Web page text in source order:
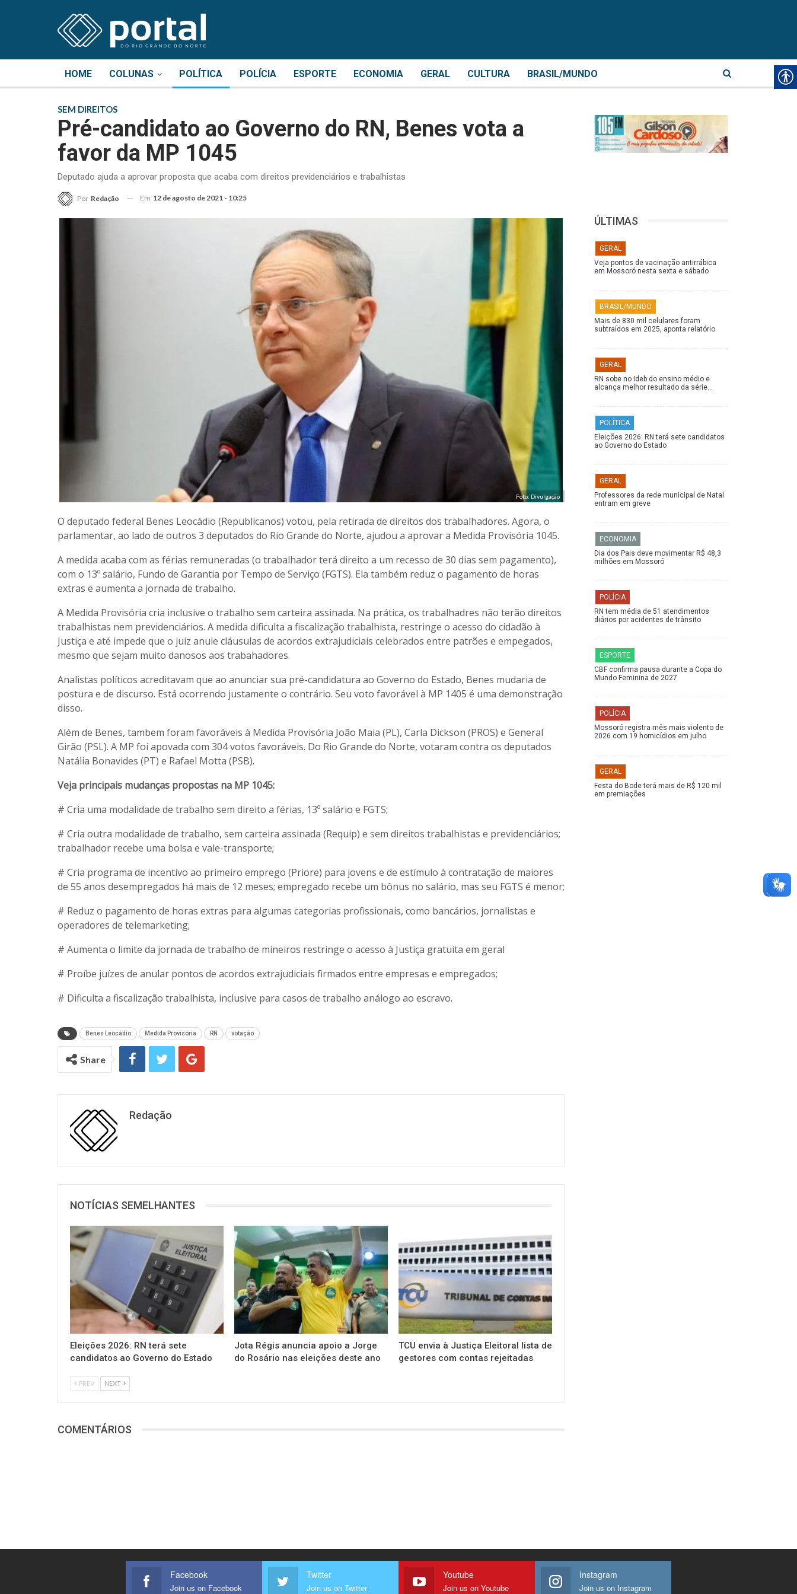
HOME COLUNAS POLÍTICA POLÍCIA ESPORTE ECONOMIA GERAL CULTURA BRASIL/MUNDO
SEM DIREITOS
Pré-candidato ao Governo do RN, Benes vota a
favor da MP 1045
Deputado ajuda a aprovar proposta que acaba com direitos previdenciários e trabalhistas
Por Redação Em 12 de agosto de 2021 - 10:25
Foto: Divulgação
O deputado federal Benes Leocádio (Republicanos) votou, pela retirada de direitos dos trabalhadores. Agora, o
parlamentar, ao lado de outros 3 deputados do Rio Grande do Norte, ajudou a aprovar a Medida Provisória 1045.
A medida acaba com as férias remuneradas (o trabalhador terá direito a um recesso de 30 dias sem pagamento),
com o 13º salário, Fundo de Garantia por Tempo de Serviço (FGTS). Ela também reduz o pagamento de horas
extras e aumenta a jornada de trabalho.
A Medida Provisória cria inclusive o trabalho sem carteira assinada. Na prática, os trabalhadres não terão direitos
trabalhistas nem previdenciários. A medida dificulta a fiscalização trabalhista, restringe o acesso do cidadão à
Justiça e até impede que o juiz anule cláusulas de acordos extrajudiciais celebrados entre patrões e empegados,
mesmo que sejam muito danosos aos trabahadores.
Analistas políticos acreditavam que ao anunciar sua pré-candidatura ao Governo do Estado, Benes mudaria de
postura e de discurso. Está ocorrendo justamente o contrário. Seu voto favorável à MP 1405 é uma demonstração
disso.
Além de Benes, tambem foram favoráveis à Medida Provisória João Maia (PL), Carla Dickson (PROS) e General
Girão (PSL). A MP foi apovada com 304 votos favoráveis. Do Rio Grande do Norte, votaram contra os deputados
Natália Bonavides (PT) e Rafael Motta (PSB).
Veja principais mudanças propostas na MP 1045:
# Cria uma modalidade de trabalho sem direito a férias, 13º salário e FGTS;
# Cria outra modalidade de trabalho, sem carteira assinada (Requip) e sem direitos trabalhistas e previdenciários;
trabalhador recebe uma bolsa e vale-transporte;
# Cria programa de incentivo ao primeiro emprego (Priore) para jovens e de estímulo à contratação de maiores
de 55 anos desempregados há mais de 12 meses; empregado recebe um bônus no salário, mas seu FGTS é menor;
# Reduz o pagamento de horas extras para algumas categorias profissionais, como bancários, jornalistas e
operadores de telemarketing;
# Aumenta o limite da jornada de trabalho de mineiros restringe o acesso à Justiça gratuita em geral
# Proíbe juízes de anular pontos de acordos extrajudiciais firmados entre empresas e empregados;
# Dificulta a fiscalização trabalhista, inclusive para casos de trabalho análogo ao escravo.
Benes Leocádio Medida Provisória RN votação
Share
Redação
NOTÍCIAS SEMELHANTES
Eleições 2026: RN terá sete
candidatos ao Governo do Estado
Jota Régis anuncia apoio a Jorge
do Rosário nas eleições deste ano
TCU envia à Justiça Eleitoral lista de
gestores com contas rejeitadas
PREV NEXT
COMENTÁRIOS
ÚLTIMAS
GERAL
Veja pontos de vacinação antirrábica
em Mossoró nesta sexta e sábado
BRASIL/MUNDO
Mais de 830 mil celulares foram
subtraídos em 2025, aponta relatório
GERAL
RN sobe no Ideb do ensino médio e
alcança melhor resultado da série…
POLÍTICA
Eleições 2026: RN terá sete candidatos
ao Governo do Estado
GERAL
Professores da rede municipal de Natal
entram em greve
ECONOMIA
Dia dos Pais deve movimentar R$ 48,3
milhões em Mossoró
POLÍCIA
RN tem média de 51 atendimentos
diários por acidentes de trânsito
ESPORTE
CBF confirma pausa durante a Copa do
Mundo Feminina de 2027
POLÍCIA
Mossoró registra mês mais violento de
2026 com 19 homicídios em julho
GERAL
Festa do Bode terá mais de R$ 120 mil
em premiações
Facebook
Join us on Facebook
Twitter
Join us on Twitter
Youtube
Join us on Youtube
Instagram
Join us on Instagram